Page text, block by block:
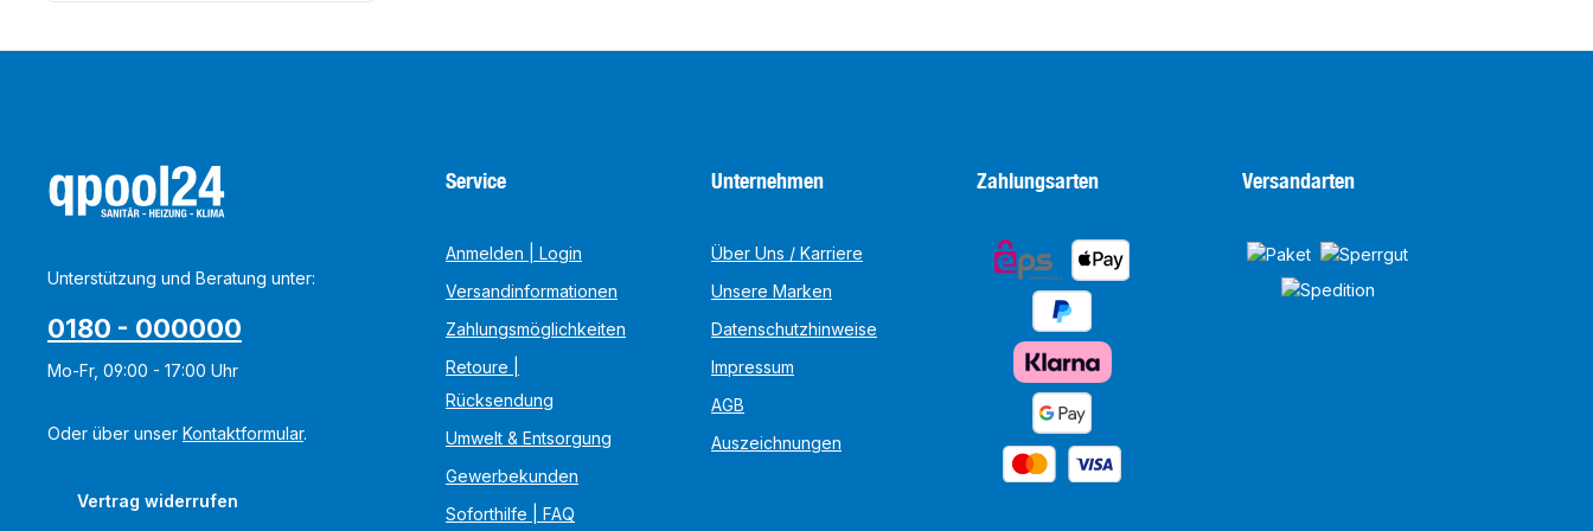
Unterstützung und Beratung unter:
0180 - 000000
Mo-Fr, 09:00 - 17:00 Uhr
Oder über unser Kontaktformular.
Vertrag widerrufen
Service
Anmelden | Login
Versandinformationen
Zahlungsmöglichkeiten
Retoure |
Rücksendung
Umwelt & Entsorgung
Gewerbekunden
Soforthilfe | FAQ
Unternehmen
Über Uns / Karriere
Unsere Marken
Datenschutzhinweise
Impressum
AGB
Auszeichnungen
Zahlungsarten Versandarten